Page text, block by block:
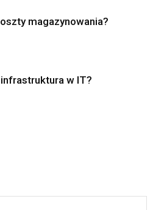
magazynowania?
w IT?